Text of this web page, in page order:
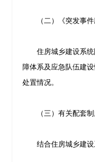
（二）《突发事件
住房城乡建设系统防
障体系及应急队伍建
处置情况。
（三）有关配套制
结合住房城乡建设系